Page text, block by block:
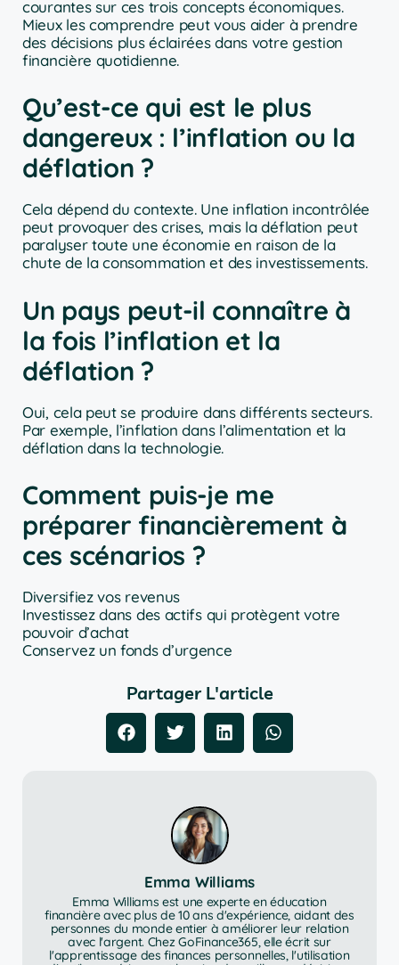
courantes sur ces trois concepts économiques.
Mieux les comprendre peut vous aider à prendre
des décisions plus éclairées dans votre gestion
financière quotidienne.
Qu’est-ce qui est le plus
dangereux : l’inflation ou la
déflation ?
Cela dépend du contexte. Une inflation incontrôlée
peut provoquer des crises, mais la déflation peut
paralyser toute une économie en raison de la
chute de la consommation et des investissements.
Un pays peut-il connaître à
la fois l’inflation et la
déflation ?
Oui, cela peut se produire dans différents secteurs.
Par exemple, l’inflation dans l’alimentation et la
déflation dans la technologie.
Comment puis-je me
préparer financièrement à
ces scénarios ?
Diversifiez vos revenus
Investissez dans des actifs qui protègent votre
pouvoir d’achat
Conservez un fonds d’urgence
Partager L'article
Emma Williams
Emma Williams est une experte en éducation
financière avec plus de 10 ans d'expérience, aidant des
personnes du monde entier à améliorer leur relation
avec l'argent. Chez GoFinance365, elle écrit sur
l'apprentissage des finances personnelles, l'utilisation